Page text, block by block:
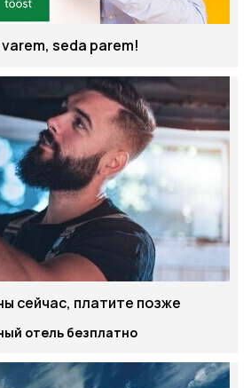
seda parem!
сейчас, платите позже
отель безплатно